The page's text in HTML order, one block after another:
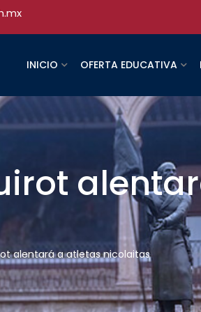
INICIO OFERTA EDUCATIVA
alentará a atletas nicolaitas